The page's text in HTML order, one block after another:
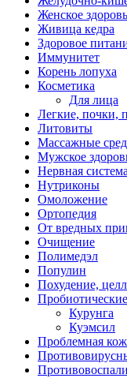
Женское
Живица кедра
Здоровое
Иммунитет
Корень лопуха
Косметика
Для лица
Легкие, почки,
Литовиты
Массажные
Мужское
Нервная система
Нутриконы
Омоложение
Ортопедия
От вредных
Очищение
Полимедэл
Популин
Похудение,
Курунга
Куэмсил
Проблемная